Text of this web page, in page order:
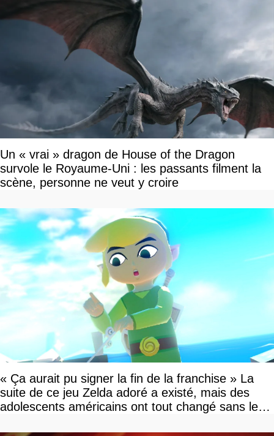
Un « vrai » dragon de House of the Dragon
survole le Royaume-Uni : les passants filment la
scène, personne ne veut y croire
« Ça aurait pu signer la fin de la franchise » La
suite de ce jeu Zelda adoré a existé, mais des
adolescents américains ont tout changé sans le